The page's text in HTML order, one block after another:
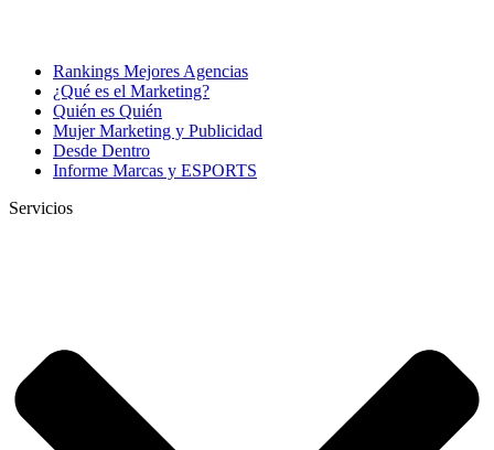
Rankings Mejores Agencias
¿Qué es el Marketing?
Quién es Quién
Mujer Marketing y Publicidad
Desde Dentro
Informe Marcas y ESPORTS
Servicios